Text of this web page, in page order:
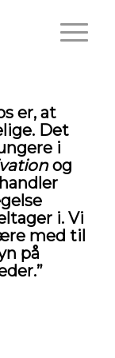
er, at
Det
i
og
i. Vi
med til
på